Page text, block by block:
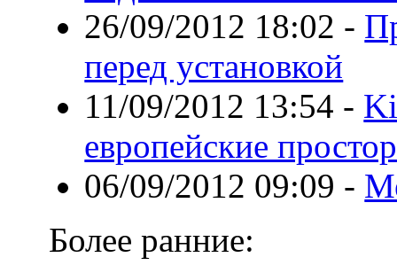
26/09/2012 18:02 -
перед установкой
11/09/2012 13:54 -
европейские
06/09/2012 09:09 -
Более ранние: